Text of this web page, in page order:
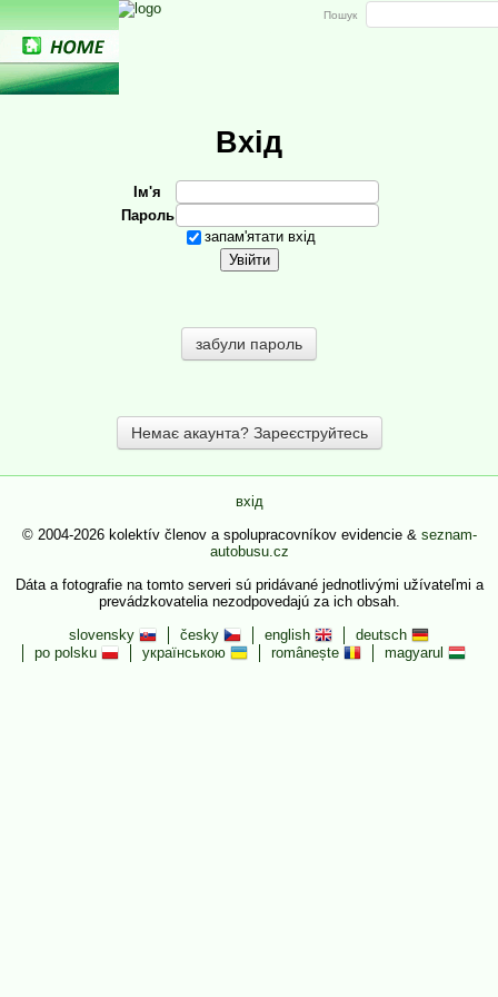
Вхід
Ім'я
Пароль
запам'ятати вхід
забули пароль
Немає акаунта? Зареєструйтесь
Пошук
вхід
© 2004-2026 kolektív členov a spolupracovníkov evidencie & seznam-
autobusu.cz
Dáta a fotografie na tomto serveri sú pridávané jednotlivými užívateľmi a
prevádzkovatelia nezodpovedajú za ich obsah.
slovensky
česky english
deutsch
po polsku
українською românește magyarul